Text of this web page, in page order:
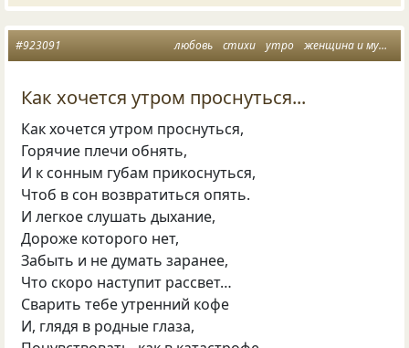
любовь стихи утро женщина и мужчина
#923091
Как хочется утром проснуться...
Как хочется утром проснуться,
Горячие плечи обнять,
И к сонным губам прикоснуться,
Чтоб в сон возвратиться опять.
И легкое слушать дыхание,
Дороже которого нет,
Забыть и не думать заранее,
Что скоро наступит рассвет…
Сварить тебе утренний кофе
И, глядя в родные глаза,